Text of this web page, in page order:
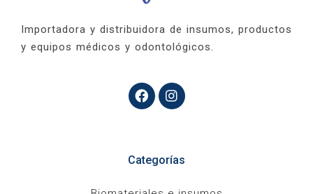
Importadora y distribuidora de insumos, productos
y equipos médicos y odontológicos.
Categorías